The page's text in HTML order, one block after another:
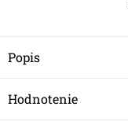
Popis
Hodnotenie